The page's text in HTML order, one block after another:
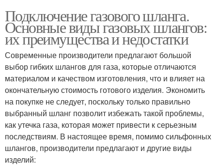
Подключение газового шланга.
Основные виды газовых шлангов:
их преимущества и недостатки
Современные производители предлагают большой
выбор гибких шлангов для газа, которые отличаются
материалом и качеством изготовления, что и влияет на
окончательную стоимость готового изделия. Экономить
на покупке не следует, поскольку только правильно
выбранный шланг позволит избежать такой проблемы,
как утечка газа, которая может привести к серьезным
последствиям. В настоящее время, помимо сильфонных
шлангов, производители предлагают и другие виды
изделий: